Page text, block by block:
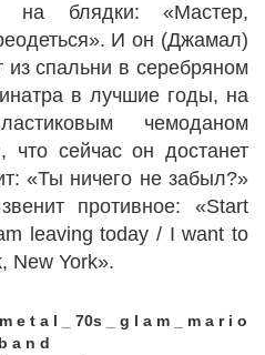
на блядки: «Мастер,
И он (Джамал)
спальни в серебряном
в лучшие годы, на
чемоданом
сейчас он достанет
«Ты ничего не забыл?»
противное: «Start
leaving today / I want to
New York».
e t a l _ 70s _ g l a m _ m a r i o
b a n d